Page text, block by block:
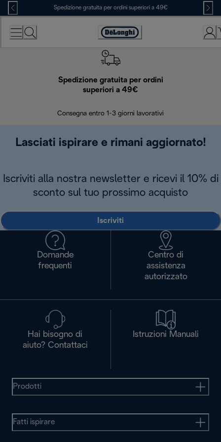
Skip
to
Content
Spedizione gratuita per ordini superiori a 49€
Accessibility
Statement
Spedizione gratuita per ordini
superiori a 49€
Consegna entro 1-3 giorni lavorativi
Lasciati ispirare e rimani aggiornato!
Iscriviti alla nostra newsletter e ricevi il 10% di
sconto sul tuo prossimo acquisto
Iscriviti
Domande
frequenti
Centro di
assistenza
autorizzato
Hai bisogno di
aiuto? Contattaci
Istruzioni Manuali
Prodotti
Fatti ispirare